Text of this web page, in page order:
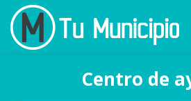
contenido
CARACTERÍSTICAS
Centro de